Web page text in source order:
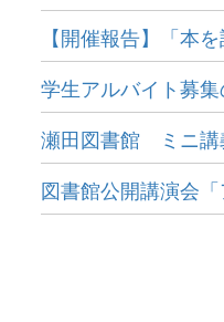
【開催報告】「本
学生アルバイト募集
瀬田図書館 ミニ講
図書館公開講演会